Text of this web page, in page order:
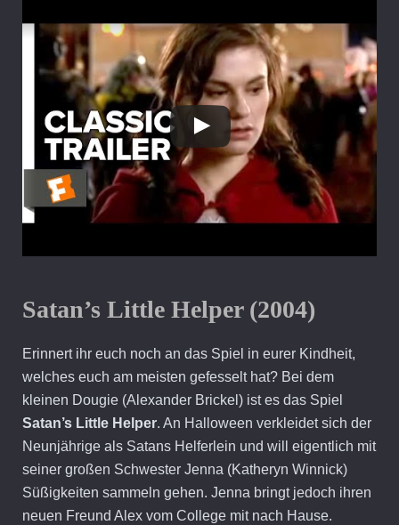
Satan’s Little Helper (2004)
Erinnert ihr euch noch an das Spiel in eurer Kindheit,
welches euch am meisten gefesselt hat? Bei dem
kleinen Dougie (Alexander Brickel) ist es das Spiel
Satan’s Little Helper. An Halloween verkleidet sich der
Neunjährige als Satans Helferlein und will eigentlich mit
seiner großen Schwester Jenna (Katheryn Winnick)
Süßigkeiten sammeln gehen. Jenna bringt jedoch ihren
neuen Freund Alex vom College mit nach Hause.